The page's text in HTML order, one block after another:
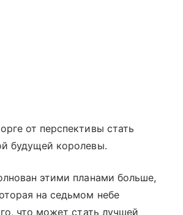
от перспективы стать
будущей королевы.
этими планами больше,
на седьмом небе
что может стать лучшей